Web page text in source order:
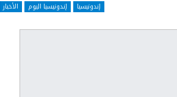
إندونيسيا إندونيسيا اليوم الأخبار